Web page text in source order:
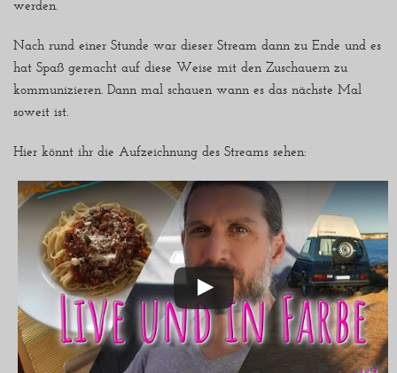
werden.
Nach rund einer Stunde war dieser Stream dann zu Ende und es
hat Spaß gemacht auf diese Weise mit den Zuschauern zu
kommunizieren. Dann mal schauen wann es das nächste Mal
soweit ist.
Hier könnt ihr die Aufzeichnung des Streams sehen: